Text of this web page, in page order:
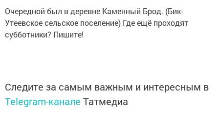
Очередной был в деревне Каменный Брод. (Бик-
Утеевское сельское поселение) Где ещё проходят
субботники? Пишите!
Следите за самым важным и интересным в
Telegram-канале Татмедиа